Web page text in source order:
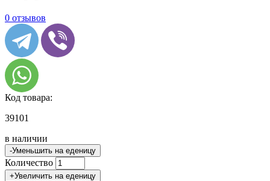
0 отзывов
Код товара:
39101
в наличии
-Уменьшить на еденицу
Количество
+Увеличить на еденицу